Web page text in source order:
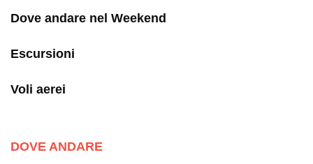
Dove andare nel Weekend
Escursioni
Voli aerei
DOVE ANDARE